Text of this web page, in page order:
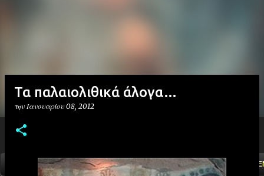
ΑΡΧΙΚΗ YOUTUBE FACEBOOK
Τα παλαιολιθικά άλογα…
την Ιανουαρίου 08, 2012